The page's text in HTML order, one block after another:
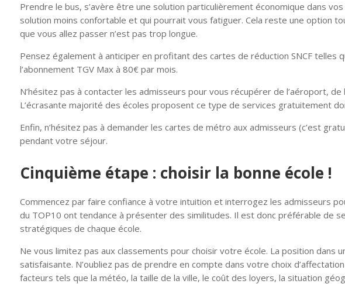
Prendre le bus, s’avère être une solution particulièrement économique dans
solution moins confortable et qui pourrait vous fatiguer. Cela reste une option
que vous allez passer n’est pas trop longue.
Pensez également à anticiper en profitant des cartes de réduction SNCF telles
l’abonnement TGV Max à 80€ par mois.
N’hésitez pas à contacter les admisseurs pour vous récupérer de l’aéroport, de
L’écrasante majorité des écoles proposent ce type de services gratuitement
Enfin, n’hésitez pas à demander les cartes de métro aux admisseurs (c’est
pendant votre séjour.
Cinquième étape : choisir la bonne école !
Commencez par faire confiance à votre intuition et interrogez les admisseurs
du TOP10 ont tendance à présenter des similitudes. Il est donc préférable de
stratégiques de chaque école.
Ne vous limitez pas aux classements pour choisir votre école. La position dans
satisfaisante. N’oubliez pas de prendre en compte dans votre choix
facteurs tels que la météo, la taille de la ville, le coût des loyers, la situation